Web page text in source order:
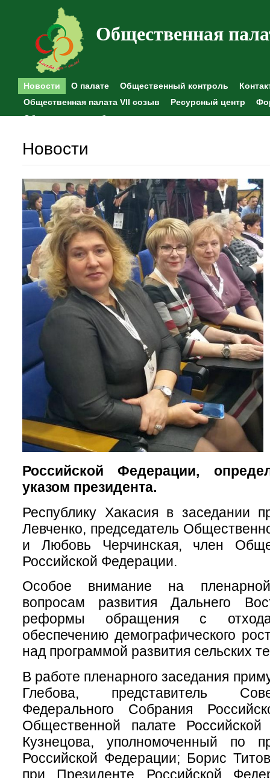
Общественная
Новости О палате Общественный контроль
Общественная палата VII созыв
Ресурсный центр
Общественные наблюдения
Новости
Российской Федерации,
указом президента.
Республику Хакасия в заседании
Левченко, председатель
и Любовь Черчинская, член
Российской Федерации.
Особое внимание на
вопросам развития Дальнего
реформы обращения с
обеспечению демографического
над программой развития сельских
В работе пленарного заседания
Глебова, представитель
Федерального Собрания
Общественной палате
Кузнецова, уполномоченный по
Российской Федерации; Борис
при Президенте Российской